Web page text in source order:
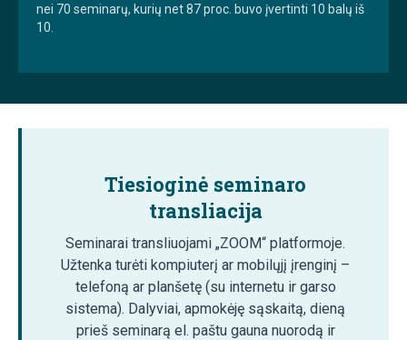
nei 70 seminarų, kurių net 87 proc. buvo įvertinti 10 balų iš
10.
Tiesioginė seminaro
transliacija
Seminarai transliuojami „ZOOM“ platformoje.
Užtenka turėti kompiuterį ar mobilųjį įrenginį –
telefoną ar planšetę (su internetu ir garso
sistema). Dalyviai, apmokėję sąskaitą, dieną
prieš seminarą el. paštu gauna nuorodą ir